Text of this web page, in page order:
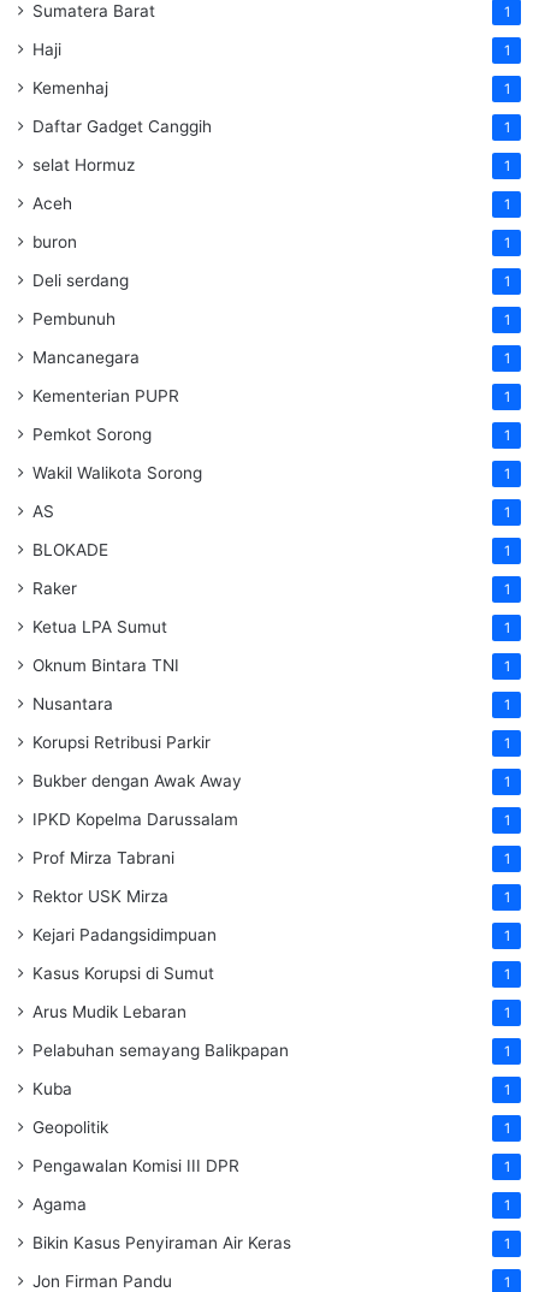
Sumatera Barat 1
Haji 1
Kemenhaj 1
Daftar Gadget Canggih 1
selat Hormuz 1
Aceh 1
buron 1
Deli serdang 1
Pembunuh 1
Mancanegara 1
Kementerian PUPR 1
Pemkot Sorong 1
Wakil Walikota Sorong 1
AS 1
BLOKADE 1
Raker 1
Ketua LPA Sumut 1
Oknum Bintara TNI 1
Nusantara 1
Korupsi Retribusi Parkir 1
Bukber dengan Awak Away 1
IPKD Kopelma Darussalam 1
Prof Mirza Tabrani 1
Rektor USK Mirza 1
Kejari Padangsidimpuan 1
Kasus Korupsi di Sumut 1
Arus Mudik Lebaran 1
Pelabuhan semayang Balikpapan 1
Kuba 1
Geopolitik 1
Pengawalan Komisi III DPR 1
Agama 1
Bikin Kasus Penyiraman Air Keras 1
Jon Firman Pandu 1